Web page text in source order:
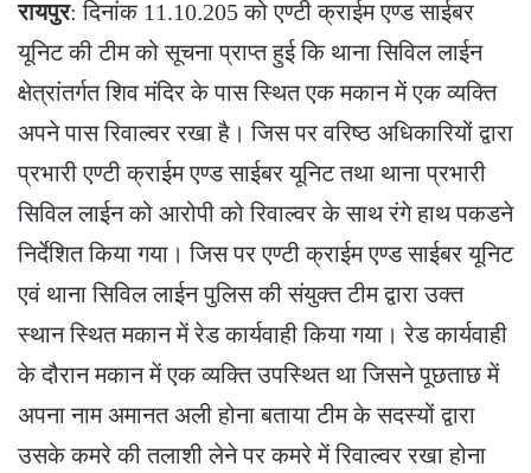
रायपुर: दिनांक 11.10.205 को एण्टी क्राईम एण्ड साईबर
यूनिट की टीम को सूचना प्राप्त हुई कि थाना सिविल लाईन
क्षेत्रांतर्गत शिव मंदिर के पास स्थित एक मकान में एक व्यक्ति
अपने पास रिवाल्वर रखा है। जिस पर वरिष्ठ अधिकारियों द्वारा
प्रभारी एण्टी क्राईम एण्ड साईबर यूनिट तथा थाना प्रभारी
सिविल लाईन को आरोपी को रिवाल्वर के साथ रंगे हाथ पकडने
निर्देशित किया गया। जिस पर एण्टी क्राईम एण्ड साईबर यूनिट
एवं थाना सिविल लाईन पुलिस की संयुक्त टीम द्वारा उक्त
स्थान स्थित मकान में रेड कार्यवाही किया गया। रेड कार्यवाही
के दौरान मकान में एक व्यक्ति उपस्थित था जिसने पूछताछ में
अपना नाम अमानत अली होना बताया टीम के सदस्यों द्वारा
उसके कमरे की तलाशी लेने पर कमरे में रिवाल्वर रखा होना